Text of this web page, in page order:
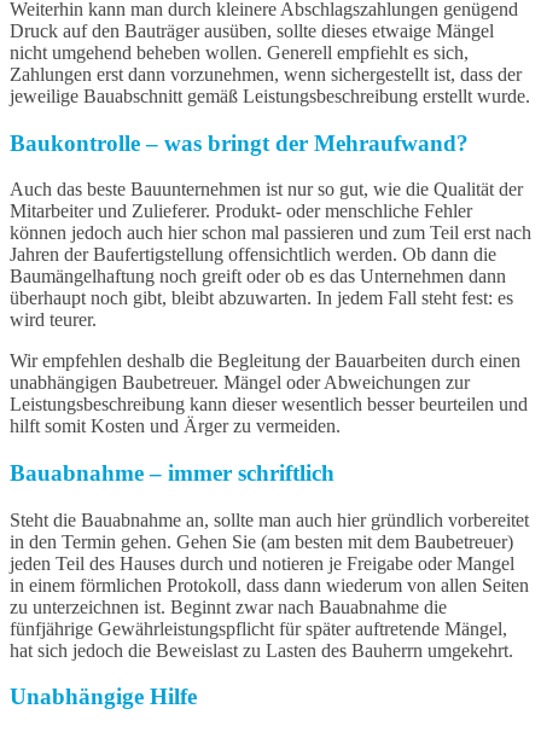
Weiterhin kann man durch kleinere Abschlagszahlungen genügend
Druck auf den Bauträger ausüben, sollte dieses etwaige Mängel
nicht umgehend beheben wollen. Generell empfiehlt es sich,
Zahlungen erst dann vorzunehmen, wenn sichergestellt ist, dass der
jeweilige Bauabschnitt gemäß Leistungsbeschreibung erstellt wurde.
Baukontrolle – was bringt der Mehraufwand?
Auch das beste Bauunternehmen ist nur so gut, wie die Qualität der
Mitarbeiter und Zulieferer. Produkt- oder menschliche Fehler
können jedoch auch hier schon mal passieren und zum Teil erst nach
Jahren der Baufertigstellung offensichtlich werden. Ob dann die
Baumängelhaftung noch greift oder ob es das Unternehmen dann
überhaupt noch gibt, bleibt abzuwarten. In jedem Fall steht fest: es
wird teurer.
Wir empfehlen deshalb die Begleitung der Bauarbeiten durch einen
unabhängigen Baubetreuer. Mängel oder Abweichungen zur
Leistungsbeschreibung kann dieser wesentlich besser beurteilen und
hilft somit Kosten und Ärger zu vermeiden.
Bauabnahme – immer schriftlich
Steht die Bauabnahme an, sollte man auch hier gründlich vorbereitet
in den Termin gehen. Gehen Sie (am besten mit dem Baubetreuer)
jeden Teil des Hauses durch und notieren je Freigabe oder Mangel
in einem förmlichen Protokoll, dass dann wiederum von allen Seiten
zu unterzeichnen ist. Beginnt zwar nach Bauabnahme die
fünfjährige Gewährleistungspflicht für später auftretende Mängel,
hat sich jedoch die Beweislast zu Lasten des Bauherrn umgekehrt.
Unabhängige Hilfe